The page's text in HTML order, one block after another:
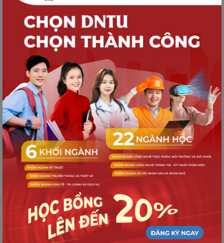
Báo Đồng Nai đưa tin "Đội bóng DNTU
làm lễ xuất quân dự giải bóng đá quốc
tế các trường Đại học châu Á 2019"